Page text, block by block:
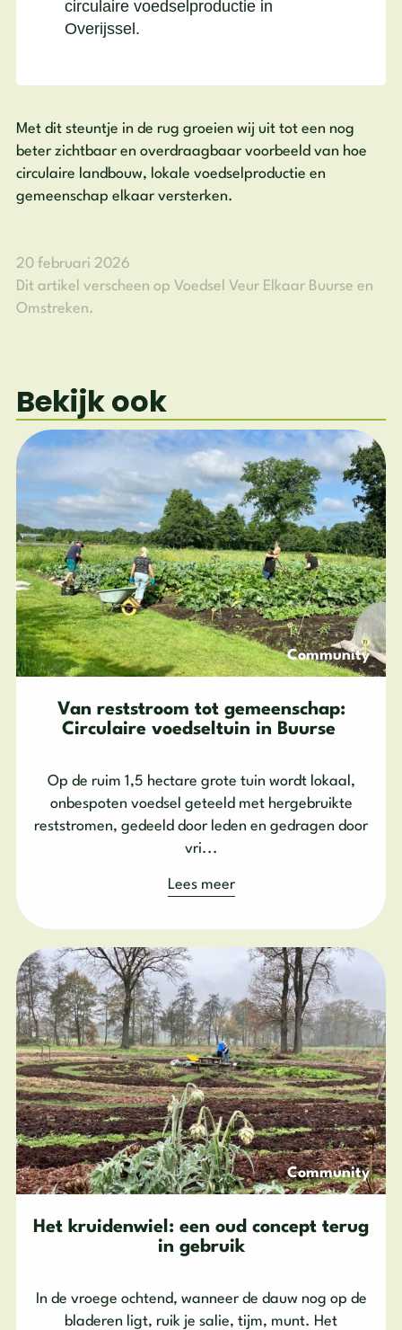
circulaire voedselproductie in
Overijssel.
Met dit steuntje in de rug groeien wij uit tot een nog
beter zichtbaar en overdraagbaar voorbeeld van hoe
circulaire landbouw, lokale voedselproductie en
gemeenschap elkaar versterken.
20 februari 2026
Dit artikel verscheen op Voedsel Veur Elkaar Buurse en
Omstreken.
Bekijk ook
Community
Van reststroom tot gemeenschap:
Circulaire voedseltuin in Buurse
Op de ruim 1,5 hectare grote tuin wordt lokaal,
onbespoten voedsel geteeld met hergebruikte
reststromen, gedeeld door leden en gedragen door
vri...
Lees meer
Community
Het kruidenwiel: een oud concept terug
in gebruik
In de vroege ochtend, wanneer de dauw nog op de
bladeren ligt, ruik je salie, tijm, munt. Het